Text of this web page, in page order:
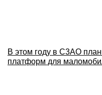
В этом году в С3АО
платформ для